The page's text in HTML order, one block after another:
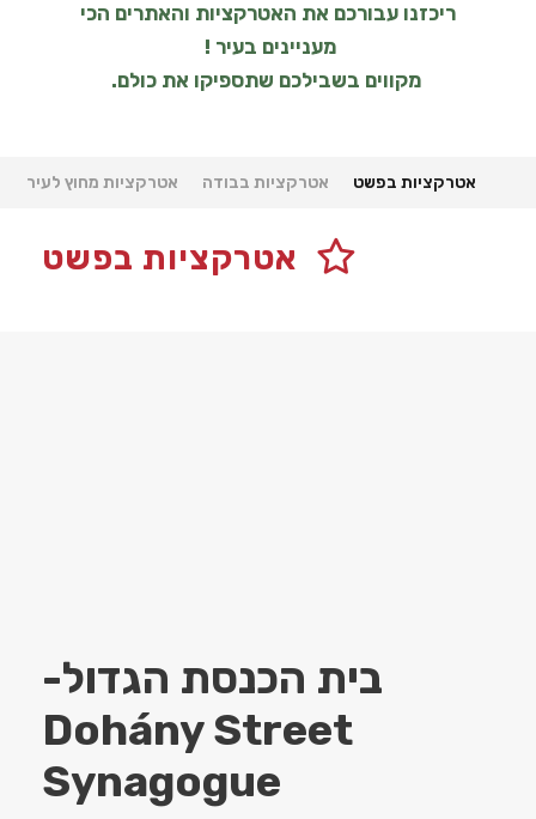
ריכזנו עבורכם את האטרקציות והאתרים הכי
מעניינים בעיר !
מקווים בשבילכם שתספיקו את כולם.
אטרקציות בפשט אטרקציות בבודה אטרקציות מחוץ לעיר
אטרקציות בפשט
בית הכנסת הגדול-
Dohány Street
Synagogue